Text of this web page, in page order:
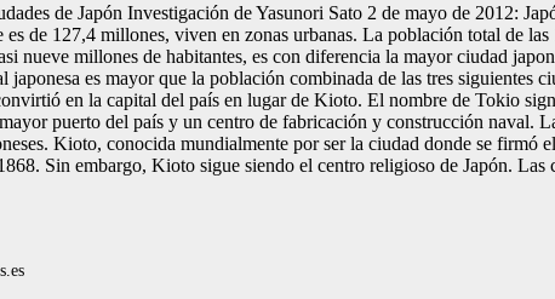
de Japón Investigación de Yasunori Sato 2 de mayo de 2012:
de 127,4 millones, viven en zonas urbanas. La población total de
nueve millones de habitantes, es con diferencia la mayor ciudad
es mayor que la población combinada de las tres siguientes
en la capital del país en lugar de Kioto. El nombre de Tokio
puerto del país y un centro de fabricación y construcción naval.
Kioto, conocida mundialmente por ser la ciudad donde se
Sin embargo, Kioto sigue siendo el centro religioso de Japón. Las